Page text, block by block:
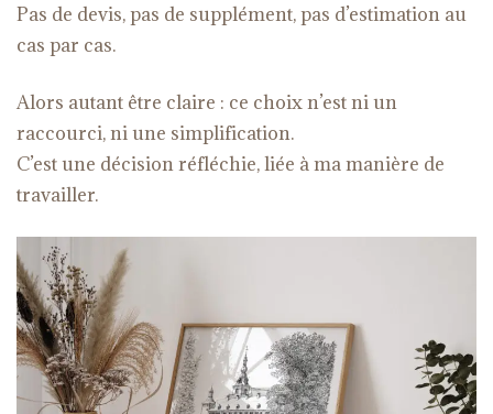
Pas de devis, pas de supplément, pas d’estimation au
cas par cas.
Alors autant être claire : ce choix n’est ni un
raccourci, ni une simplification.
C’est une décision réfléchie, liée à ma manière de
travailler.